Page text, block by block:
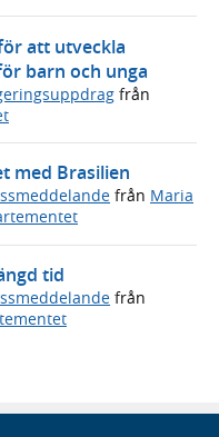
att utveckla
barn och unga
från
med Brasilien
från Maria
tid
från